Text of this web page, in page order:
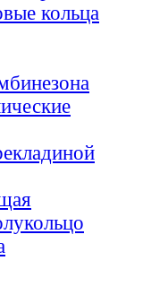
кольца